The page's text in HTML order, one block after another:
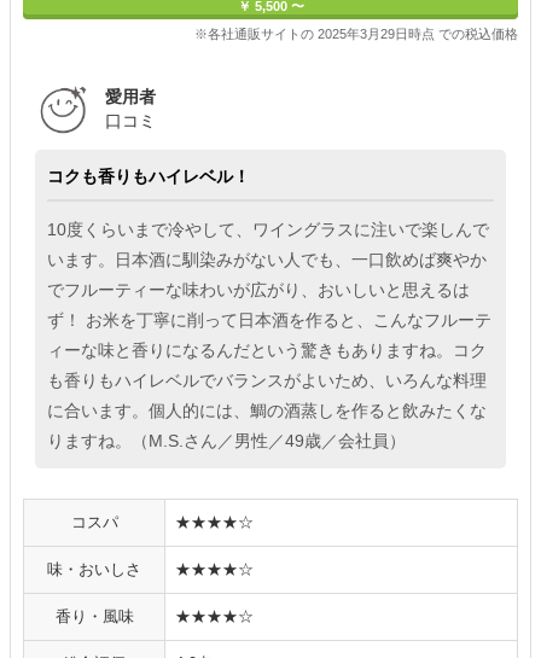
￥ 5,500 〜
※各社通販サイトの 2025年3月29日時点 での税込価格
愛用者
口コミ
コクも香りもハイレベル！
10度くらいまで冷やして、ワイングラスに注いで楽しんで
います。日本酒に馴染みがない人でも、一口飲めば爽やか
でフルーティーな味わいが広がり、おいしいと思えるは
ず！ お米を丁寧に削って日本酒を作ると、こんなフルーテ
ィーな味と香りになるんだという驚きもありますね。コク
も香りもハイレベルでバランスがよいため、いろんな料理
に合います。個人的には、鯛の酒蒸しを作ると飲みたくな
りますね。（M.S.さん／男性／49歳／会社員）
コスパ ★★★★☆
味・おいしさ ★★★★☆
香り・風味 ★★★★☆